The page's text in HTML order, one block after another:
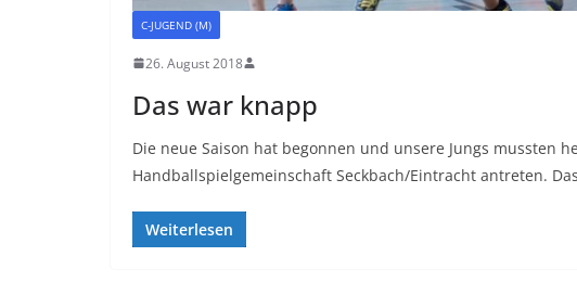
C-JUGEND (M)
26. August 2018
Das war knapp
Die neue Saison hat begonnen und unsere Jungs mussten
Handballspielgemeinschaft Seckbach/Eintracht antreten.
Weiterlesen